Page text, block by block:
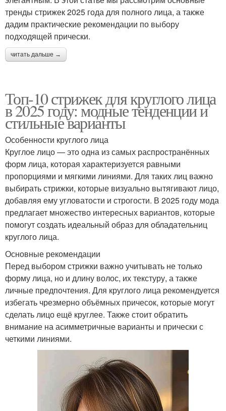
тренды стрижек 2025 года для полного лица, а также
дадим практические рекомендации по выбору
подходящей прически.
читать дальше →
Топ-10 стрижек для круглого лица
в 2025 году: модные тенденции и
стильные варианты
Особенности круглого лица
Круглое лицо — это одна из самых распространённых
форм лица, которая характеризуется равными
пропорциями и мягкими линиями. Для таких лиц важно
выбирать стрижки, которые визуально вытягивают лицо,
добавляя ему угловатости и строгости. В 2025 году мода
предлагает множество интересных вариантов, которые
помогут создать идеальный образ для обладательниц
круглого лица.
Основные рекомендации
Перед выбором стрижки важно учитывать не только
форму лица, но и длину волос, их текстуру, а также
личные предпочтения. Для круглого лица рекомендуется
избегать чрезмерно объёмных причесок, которые могут
сделать лицо ещё круглее. Также стоит обратить
внимание на асимметричные варианты и прически с
четкими линиями.